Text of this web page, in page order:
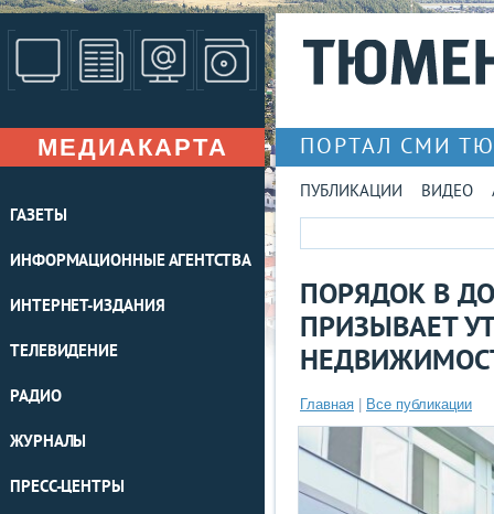
МЕДИАКАРТА
ГАЗЕТЫ
ИНФОРМАЦИОННЫЕ АГЕНТСТВА
ИНТЕРНЕТ-ИЗДАНИЯ
ТЕЛЕВИДЕНИЕ
РАДИО
ЖУРНАЛЫ
ПРЕСС-ЦЕНТРЫ
ПОРТАЛ СМИ
ПУБЛИКАЦИИ ВИДЕО
ПОРЯДОК В
ПРИЗЫВАЕТ
Главная Все публикации